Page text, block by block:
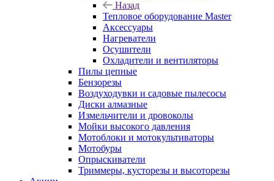
Назад
Тепловое оборудование Master
Аксессуары
Нагреватели
Осушители
Охладители и вентиляторы
Пилы цепные
Бензорезы
Воздуходувки и садовые пылесосы
Диски алмазные
Измельчители и дровоколы
Мойки высокого давления
Мотоблоки и мотокультиваторы
Мотобуры
Опрыскиватели
Триммеры, кусторезы и высоторезы